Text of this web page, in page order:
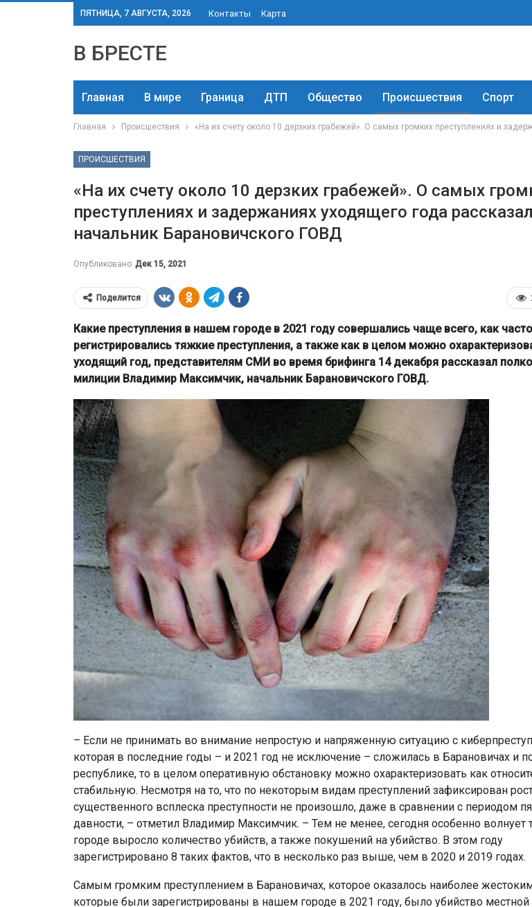
ПЯТНИЦА, 7 АВГУСТА, 2026 Контакты Карта
В БРЕСТЕ
Главная В мире Граница ДТП Общество Происшествия Спорт
Главная Происшествия «На их счету около 10 дерзких грабежей». О самых громких преступлениях и
ПРОИСШЕСТВИЯ
«На их счету около 10 дерзких грабежей». О самых
преступлениях и задержаниях уходящего года рассказал
начальник Барановичского ГОВД
Опубликовано Дек 15, 2021
Поделится
Какие преступления в нашем городе в 2021 году совершались чаще всего, как часто
регистрировались тяжкие преступления, а также как в целом можно
уходящий год, представителям СМИ во время брифинга 14 декабря рассказал
милиции Владимир Максимчик, начальник Барановичского ГОВД.
– Если не принимать во внимание непростую и напряженную ситуацию с
которая в последние годы – и 2021 год не исключение – сложилась в Барановичах и
республике, то в целом оперативную обстановку можно охарактеризовать как
стабильную. Несмотря на то, что по некоторым видам преступлений зафиксирован
существенного всплеска преступности не произошло, даже в сравнении с периодом
давности, – отметил Владимир Максимчик. – Тем не менее, сегодня особенно волнует
городе выросло количество убийств, а также покушений на убийство. В этом году
зарегистрировано 8 таких фактов, что в несколько раз выше, чем в 2020 и 2019 годах.
Самым громким преступлением в Барановичах, которое оказалось наиболее
которые были зарегистрированы в нашем городе в 2021 году, было убийство местной